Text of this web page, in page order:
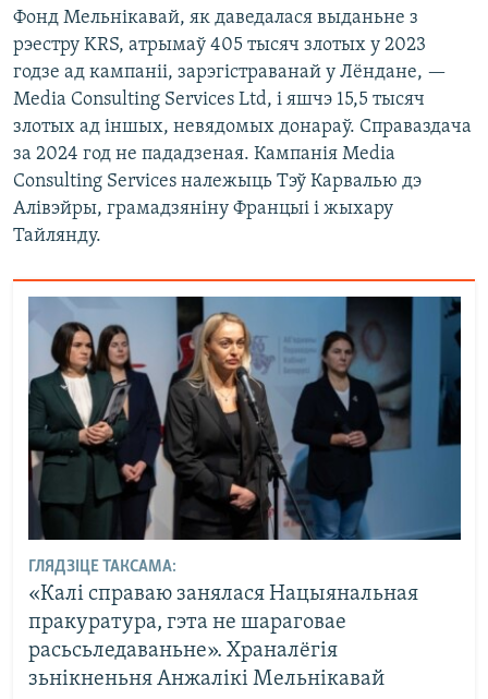
Фонд Мельнікавай, як даведалася выданьне з
рэестру KRS, атрымаў 405 тысяч злотых у 2023
годзе ад кампаніі, зарэгістраванай у Лёндане, —
Media Consulting Services Ltd, і яшчэ 15,5 тысяч
злотых ад іншых, невядомых донараў. Справаздача
за 2024 год не пададзеная. Кампанія Media
Consulting Services належыць Тэў Карвалью дэ
Алівэйры, грамадзяніну Францыі і жыхару
Тайлянду.
ГЛЯДЗІЦЕ ТАКСАМА:
«Калі справаю занялася Нацыянальная
пракуратура, гэта не шараговае
расьсьледаваньне». Храналёгія
зьнікненьня Анжалікі Мельнікавай